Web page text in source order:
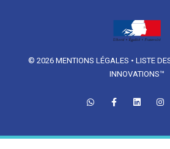
© 2026 MENTIONS LÉGALES • LISTE
INNOVATIONS™